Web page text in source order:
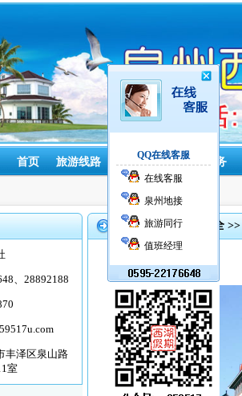
QQ在线客服
在线客服
泉州地接
旅游同行
值班经理
首页 旅游线路 酒店预订 租车服务
、28892188
丰泽区泉山路
室
首页>>旅游景点大全